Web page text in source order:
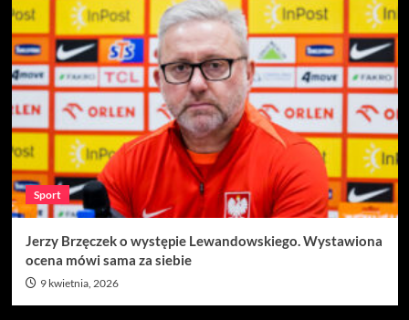
Sport
Jerzy Brzęczek o występie Lewandowskiego. Wystawiona
ocena mówi sama za siebie
9 kwietnia, 2026